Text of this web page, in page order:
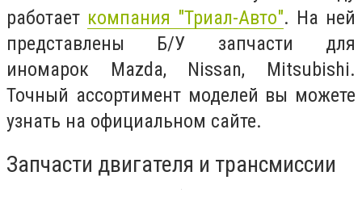
работает компания "Триал-Авто". На ней
представлены Б/У запчасти для
иномарок Mazda, Nissan, Mitsubishi.
Точный ассортимент моделей вы можете
узнать на официальном сайте.
Запчасти двигателя и трансмиссии